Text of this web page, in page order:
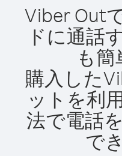
Viber Out
ドに通話
も簡
購入した
ットを利
法で電話
で